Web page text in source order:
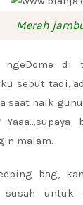
Merah
ngeDome di
sebut tadi,
saat naik
Yaaa…supaya
malam.
bag,
untuk